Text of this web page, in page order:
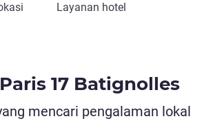
Layanan hotel
17 Batignolles
mencari pengalaman lokal